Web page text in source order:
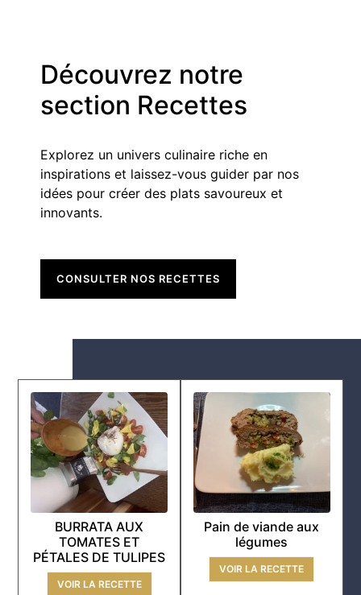
Découvrez notre
section Recettes
Explorez un univers culinaire riche en
inspirations et laissez-vous guider par nos
idées pour créer des plats savoureux et
innovants.
CONSULTER NOS RECETTES
BURRATA AUX
TOMATES ET
PÉTALES DE TULIPES
VOIR LA RECETTE
Pain de viande aux
légumes
VOIR LA RECETTE